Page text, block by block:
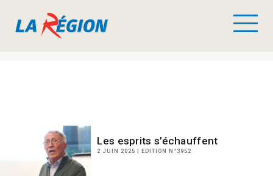
Les esprits s’échauffent
2 JUIN 2025 | EDITION N°3952